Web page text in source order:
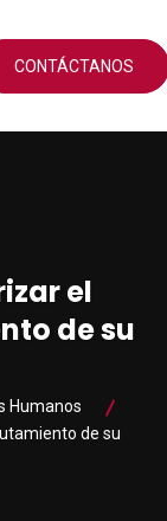
CONTÁCTANOS
el
de su
Humanos
de su